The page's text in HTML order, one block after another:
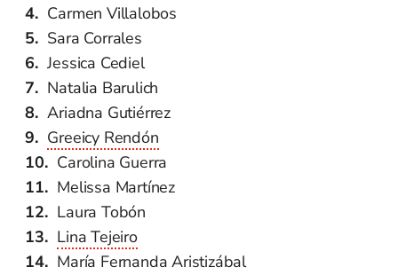
Carmen Villalobos
Sara Corrales
Jessica Cediel
Natalia Barulich
Ariadna Gutiérrez
Greeicy Rendón
Carolina Guerra
Melissa Martínez
Laura Tobón
Lina Tejeiro
María Fernanda Aristizábal